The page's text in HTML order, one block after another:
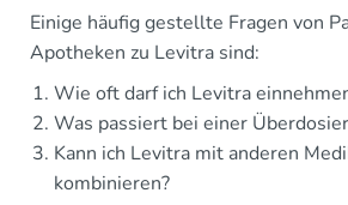
Einige häufig gestellte Fragen von
Apotheken zu Levitra sind:
Wie oft darf ich Levitra
Was passiert bei einer
Kann ich Levitra mit anderen
kombinieren?